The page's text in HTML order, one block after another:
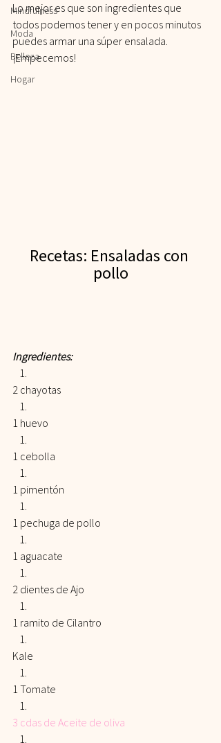
Mindfulness
Moda
Belleza
Hogar
Lo mejor es que son ingredientes que
todos podemos tener y en pocos minutos
puedes armar una súper ensalada.
¡Empecemos!
Recetas: Ensaladas con
pollo
Ingredientes:
2 chayotas
1 huevo
1 cebolla
1 pimentón
1 pechuga de pollo
1 aguacate
2 dientes de Ajo
1 ramito de Cilantro
Kale
1 Tomate
3 cdas de Aceite de oliva